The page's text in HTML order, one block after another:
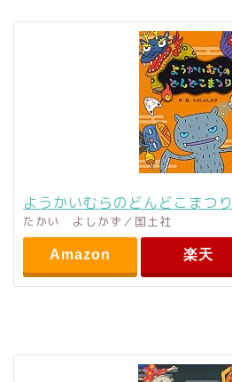
ようかいむらのどんどこまつり
たかい よしかず／国土社
Amazon 楽天